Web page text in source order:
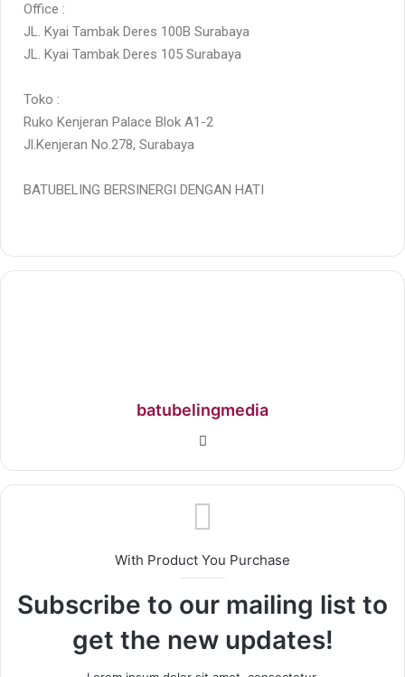
Office :
JL. Kyai Tambak Deres 100B Surabaya
JL. Kyai Tambak Deres 105 Surabaya
Toko :
Ruko Kenjeran Palace Blok A1-2
Jl.Kenjeran No.278, Surabaya
BATUBELING BERSINERGI DENGAN HATI
batubelingmedia
With Product You Purchase
Subscribe to our mailing list to
get the new updates!